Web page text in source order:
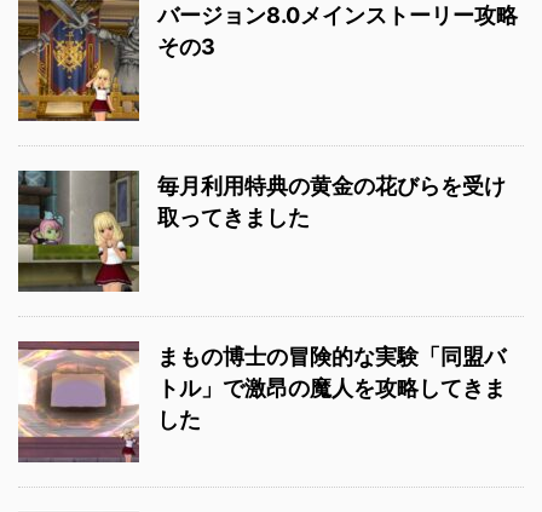
バージョン8.0メインストーリー攻略
その3
毎月利用特典の黄金の花びらを受け
取ってきました
まもの博士の冒険的な実験「同盟バ
トル」で激昂の魔人を攻略してきま
した